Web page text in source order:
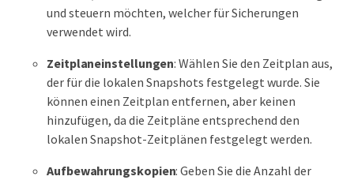
und steuern möchten, welcher für Sicherungen
verwendet wird.
Zeitplaneinstellungen: Wählen Sie den Zeitplan aus,
der für die lokalen Snapshots festgelegt wurde. Sie
können einen Zeitplan entfernen, aber keinen
hinzufügen, da die Zeitpläne entsprechend den
lokalen Snapshot-Zeitplänen festgelegt werden.
Aufbewahrungskopien: Geben Sie die Anzahl der